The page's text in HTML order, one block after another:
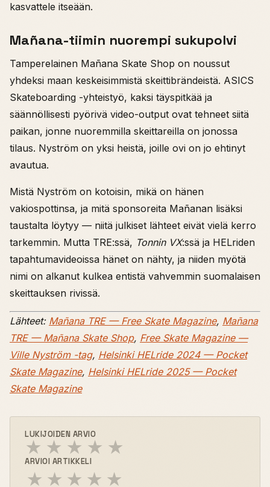
kasvattele itseään.
Mañana-tiimin nuorempi sukupolvi
Tamperelainen Mañana Skate Shop on noussut
yhdeksi maan keskeisimmistä skeittibrändeistä. ASICS
Skateboarding -yhteistyö, kaksi täyspitkää ja
säännöllisesti pyörivä video-output ovat tehneet siitä
paikan, jonne nuoremmilla skeittareilla on jonossa
tilaus. Nyström on yksi heistä, joille ovi on jo ehtinyt
avautua.
Mistä Nyström on kotoisin, mikä on hänen
vakiospottinsa, ja mitä sponsoreita Mañanan lisäksi
taustalta löytyy — niitä julkiset lähteet eivät vielä kerro
tarkemmin. Mutta TRE:ssä, Tonnin VX:ssä ja HELriden
tapahtumavideoissa hänet on nähty, ja niiden myötä
nimi on alkanut kulkea entistä vahvemmin suomalaisen
skeittauksen rivissä.
Lähteet: Mañana TRE — Free Skate Magazine, Mañana
TRE — Mañana Skate Shop, Free Skate Magazine —
Ville Nyström -tag, Helsinki HELride 2024 — Pocket
Skate Magazine, Helsinki HELride 2025 — Pocket
Skate Magazine
LUKIJOIDEN ARVIO
★ ★ ★ ★ ★
ARVIOI ARTIKKELI
★ ★ ★ ★ ★